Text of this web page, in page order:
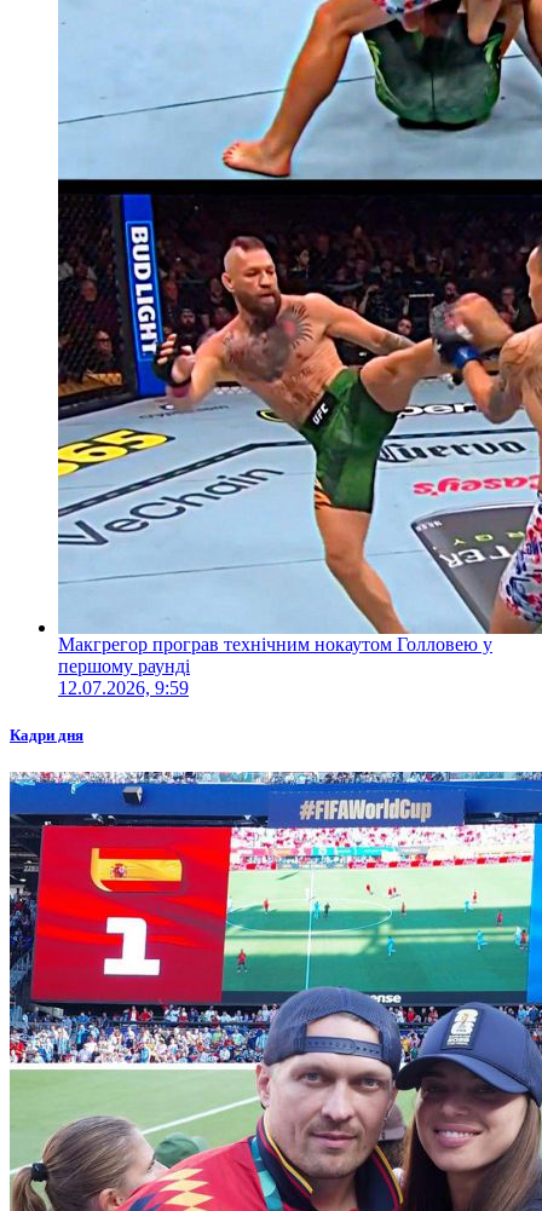
Макгрегор програв технічним нокаутом Голловею у
першому раунді
12.07.2026, 9:59
Кадри дня